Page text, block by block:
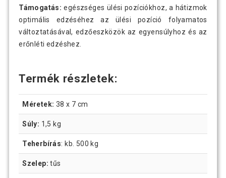
Támogatás: egészséges ülési pozíciókhoz, a hátizmok
optimális edzéséhez az ülési pozíció folyamatos
változtatásával, edzőeszközök az egyensúlyhoz és az
erőnléti edzéshez.
Termék részletek:
Méretek: 38 x 7 cm
Súly: 1,5 kg
Teherbírás: kb. 500 kg
Szelep: tűs